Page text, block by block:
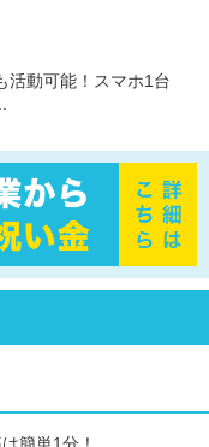
活動可能！スマホ1台
簡単1分！